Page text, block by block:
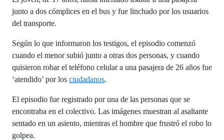
junto a dos cómplices en el bus y fue linchado por los usuarios
del transporte.
Según lo que informaron los testigos, el episodio comenzó
cuando el menor subió junto a otras dos personas, y cuando
quisieron robar el teléfono celular a una pasajera de 26 años fue
‘atendido’ por los ciudadanos.
El episodio fue registrado por una de las personas que se
encontraba en el colectivo. Las imágenes muestran al asaltante
sentado en un asiento, mientras el hombre que frustró el robo lo
golpea.